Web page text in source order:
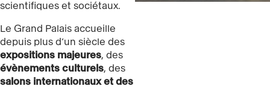
scientifiques et sociétaux.
Le Grand Palais accueille
depuis plus d’un siècle des
expositions majeures, des
évènements culturels, des
salons internationaux et des